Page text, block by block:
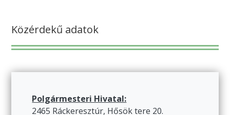
Közérdekű adatok
Polgármesteri Hivatal:
2465 Ráckeresztúr, Hősök tere 20.